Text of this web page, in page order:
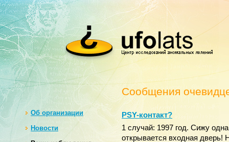
Oб организации
Новости
Сообщения
PSY-контакт?
1 случай: 1997 год. Сижу
открывается входная дверь!